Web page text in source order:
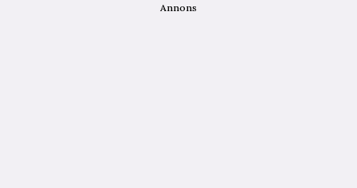
Annons